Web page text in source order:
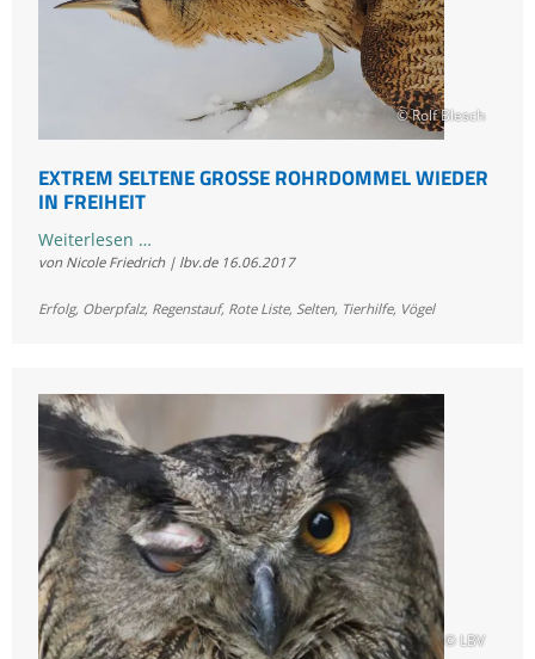
© Rolf Blesch
EXTREM SELTENE GROSSE ROHRDOMMEL WIEDER I
N FREIHEIT
Weiterlesen …
seltene
Rohrdommel
von Nicole Friedrich | lbv.de 16.06.2017
Erfolg, Oberpfalz, Regenstauf, Rote Liste, Selten, Tierhilfe, Vögel
© LBV